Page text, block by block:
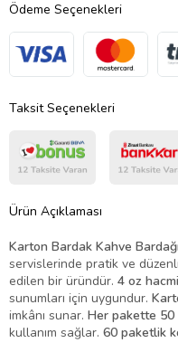
Ödeme Seçenekleri
Taksit Seçenekleri
Ürün Açıklaması
Karton Bardak Kahve
servislerinde pratik ve
edilen bir üründür. 4 oz hacmi
sunumları için uygundur.
imkânı sunar. Her pakette 50
kullanım sağlar. 60 paketlik